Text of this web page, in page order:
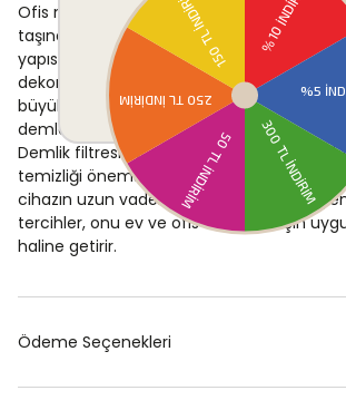
Ofis mutfaklarında kablosuz kullanım
taşınabilir ve tezgah düzenini bozmaz.
yapısı sayesinde hem modern hem de
dekorasyonlarıyla uyumlu görünüm
büyük ölçekli kullanım alanlarında, günde
demleme gerektiren durumlarda da
Demlik filtresi ve gizli rezistans tasarımı,
temizliği önemseyen kullanıcılar için
cihazın uzun vadeli kullanımını
tercihler, onu ev ve ofis ortamları için
haline getirir.
Ödeme Seçenekleri